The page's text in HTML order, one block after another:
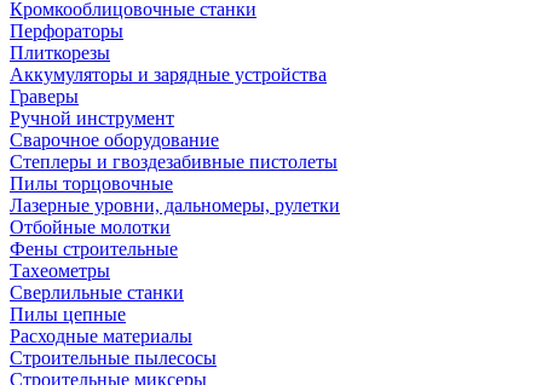
Кромкооблицовочные станки
Перфораторы
Плиткорезы
Аккумуляторы и зарядные устройства
Граверы
Ручной инструмент
Сварочное оборудование
Степлеры и гвоздезабивные пистолеты
Пилы торцовочные
Лазерные уровни, дальномеры, рулетки
Отбойные молотки
Фены строительные
Тахеометры
Сверлильные станки
Пилы цепные
Расходные материалы
Строительные пылесосы
Строительные миксеры